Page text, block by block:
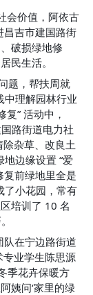
会价值，阿依古
昌吉市建国路街
破损绿地修
民生活。
题，帮扶周就
中理解园林行业
” 活动中，
路街道电力社
杂草、改良土
边缘设置 “爱
复前绿地里全是
了小花园，常有
培训了 10 名
队在宁边路街道
专业学生陈思源
季花卉保暖方
姨问‘家里的绿